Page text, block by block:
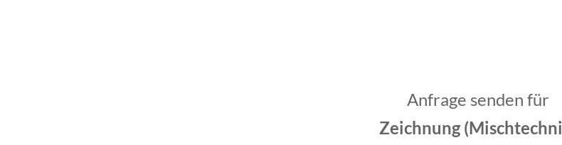
Anfrage senden für
Zeichnung